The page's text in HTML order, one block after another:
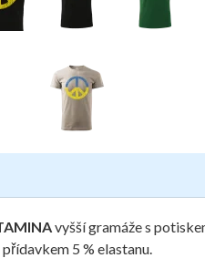
vyšší gramáže s
5 % elastanu.